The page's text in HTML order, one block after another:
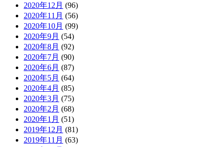
2020年12月 (96)
2020年11月 (56)
2020年10月 (99)
2020年9月 (54)
2020年8月 (92)
2020年7月 (90)
2020年6月 (87)
2020年5月 (64)
2020年4月 (85)
2020年3月 (75)
2020年2月 (68)
2020年1月 (51)
2019年12月 (81)
2019年11月 (63)